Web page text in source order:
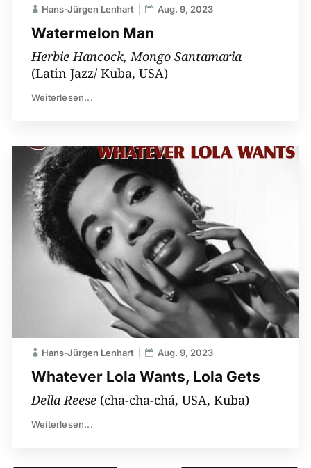
Watermelon Man
Hans-Jürgen Lenhart Aug. 9, 2023
Herbie Hancock, Mongo Santamaria
(Latin Jazz/ Kuba, USA)
Weiterlesen...
Whatever Lola Wants, Lola Gets
Hans-Jürgen Lenhart Aug. 9, 2023
Della Reese (cha-cha-chá, USA, Kuba)
Weiterlesen...